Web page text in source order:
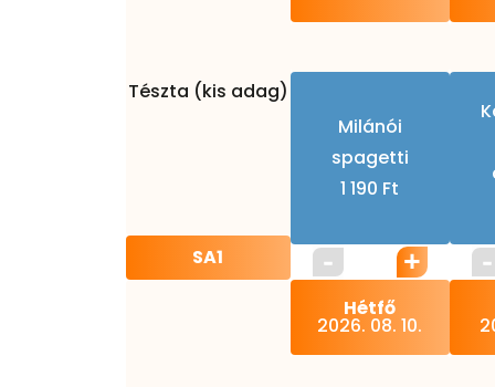
Tészta (kis adag)
SA1
Milánói
spagetti
1 190 Ft
Hétfő
2026. 08. 10.